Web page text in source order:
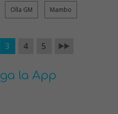
Olla GM Mambo
3 4 5
la App